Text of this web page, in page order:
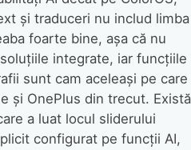
și traduceri nu includ limba
foarte bine, așa că nu
integrate, iar funcțiile
sunt cam aceleași pe care
și OnePlus din trecut. Există
a luat locul sliderului
configurat pe funcții AI,